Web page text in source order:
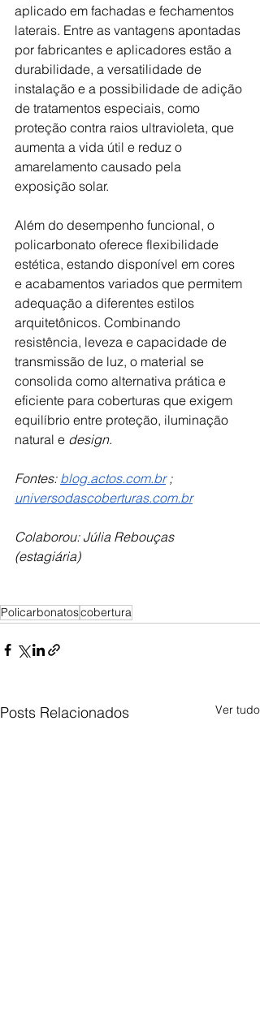
aplicado em fachadas e fechamentos
laterais. Entre as vantagens apontadas
por fabricantes e aplicadores estão a
durabilidade, a versatilidade de
instalação e a possibilidade de adição
de tratamentos especiais, como
proteção contra raios ultravioleta, que
aumenta a vida útil e reduz o
amarelamento causado pela
exposição solar.
Além do desempenho funcional, o
policarbonato oferece flexibilidade
estética, estando disponível em cores
e acabamentos variados que permitem
adequação a diferentes estilos
arquitetônicos. Combinando
resistência, leveza e capacidade de
transmissão de luz, o material se
consolida como alternativa prática e
eficiente para coberturas que exigem
equilíbrio entre proteção, iluminação
natural e design.
Fontes: blog.actos.com.br ;
universodascoberturas.com.br
Colaborou: Júlia Rebouças
(estagiária)
Policarbonatoscobertura
Posts Relacionados Ver tudo